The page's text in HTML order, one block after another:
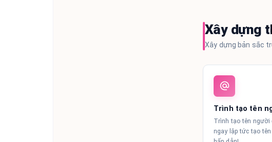
Xây dựng
Xây dựng bản sắc
Trình tạo tên
Trình tạo tên người
ngay lập tức tạo